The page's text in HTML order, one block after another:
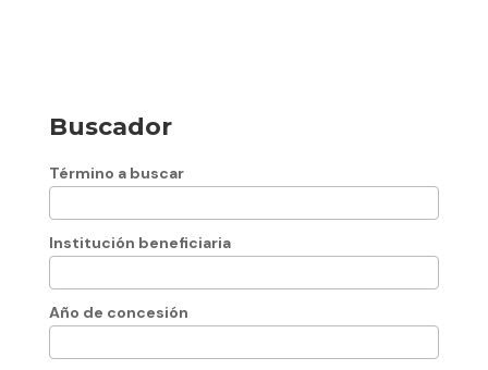
Buscador
Término a buscar
Institución beneficiaria
Año de concesión